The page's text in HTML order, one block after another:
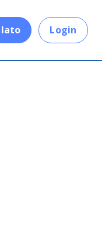
Login